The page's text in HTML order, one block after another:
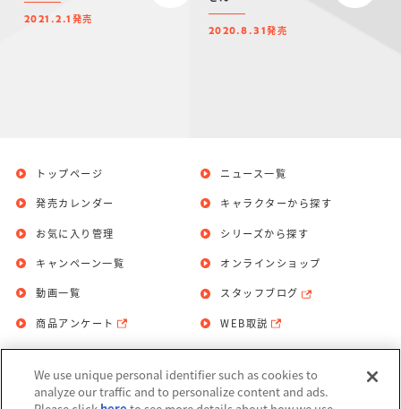
2021.2.1 発売
2020.8.31発売
トップページ
発売カレンダー
お気に入り管理
ニュース一覧
キャラクターから探す
シリーズから探す
キャンペーン一覧
動画一覧
商品アンケート
オンラインショップ
スタッフブログ
WEB取説
お問い合わせ 個人情報保護方針
We use unique personal identifier such as cookies to
analyze our traffic and to personalize content and ads.